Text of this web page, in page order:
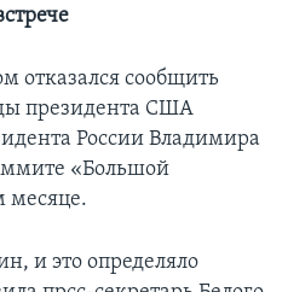
сообщить
президента США
России Владимира
«Большой
месяце.
и это определяло